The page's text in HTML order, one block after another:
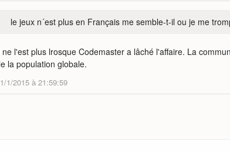
le jeux n´est plus en Français me semble-t-il ou je me
ne l'est plus lrosque Codemaster a lâché l'affaire. La
la population globale.
1/2015 à 21:59:59